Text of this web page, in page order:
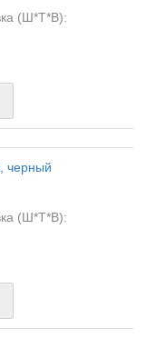
(Ш*Т*В):
(Ш*Т*В):